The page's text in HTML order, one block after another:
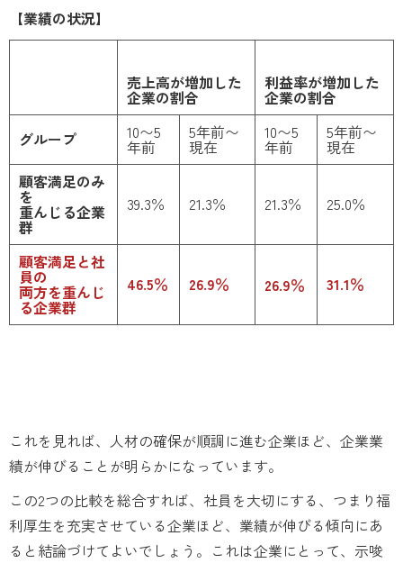
【業績の状況】
売上高が増加した
企業の割合
利益率が増加した
企業の割合
グループ
10〜5
年前
5年前〜
現在
10〜5
年前
5年前〜
現在
顧客満足のみ
を
重んじる企業
群
39.3％ 21.3％ 21.3％ 25.0％
顧客満足と社
員の
両方を重んじ
る企業群
46.5％ 26.9％ 26.9％ 31.1％
これを見れば、人材の確保が順調に進む企業ほど、企業業
績が伸びることが明らかになっています。
この2つの比較を総合すれば、社員を大切にする、つまり福
利厚生を充実させている企業ほど、業績が伸びる傾向にあ
ると結論づけてよいでしょう。これは企業にとって、示唆